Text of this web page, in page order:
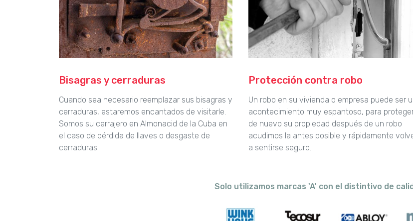
Bisagras y cerraduras
Cuando sea necesario reemplazar sus bisagras y
cerraduras, estaremos encantados de visitarle.
Somos su cerrajero en Almonacid de la Cuba en
el caso de pérdida de llaves o desgaste de
cerraduras.
Protección contra robo
Un robo en su vivienda o empresa puede ser
acontecimiento muy espantoso, para
de nuevo su propiedad después de un robo
acudimos la antes posible y rápidamente
a sentirse seguro.
Solo utilizamos marcas 'A' con el distintivo de